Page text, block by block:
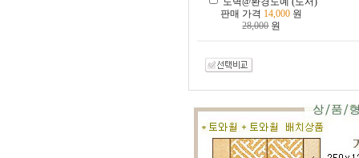
판매 가격 14,000 원
28,000원